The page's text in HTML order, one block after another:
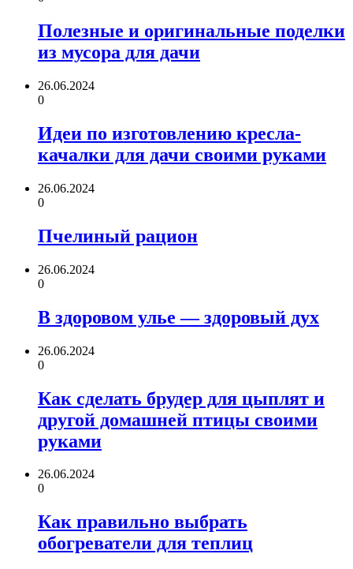
Полезные и оригинальные поделки
из мусора для дачи
26.06.2024
0
Идеи по изготовлению кресла-
качалки для дачи своими руками
26.06.2024
0
Пчелиный рацион
26.06.2024
0
В здоровом улье — здоровый дух
26.06.2024
0
Как сделать брудер для цыплят и
другой домашней птицы своими
руками
26.06.2024
0
Как правильно выбрать
обогреватели для теплиц